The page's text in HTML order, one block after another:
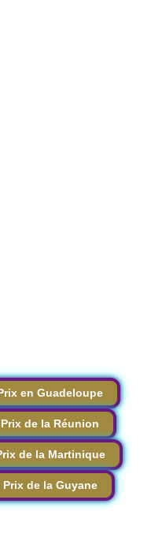
en Guadeloupe
de la Réunion
de la Martinique
de la Guyane